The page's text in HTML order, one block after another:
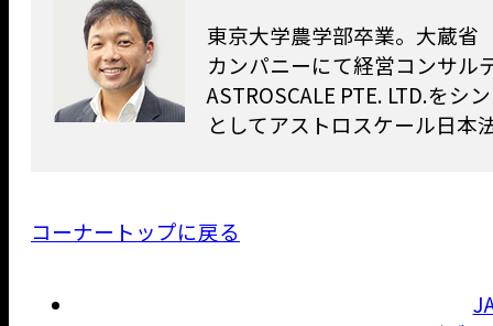
東京大学農学部卒業。大蔵省
カンパニーにて経営コンサル
ASTROSCALE PTE. LTD.を
としてアストロスケール日本
コーナートップに戻る